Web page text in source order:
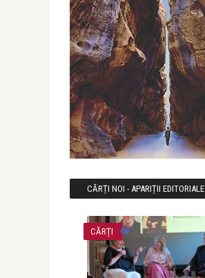
CĂRȚI NOI - APARIȚII EDITORIALE
CĂRȚI